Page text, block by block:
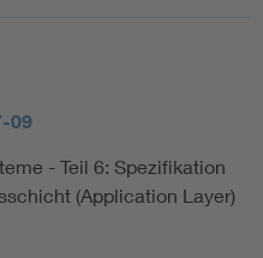
09
- Teil 6: Spezifikation
(Application Layer)